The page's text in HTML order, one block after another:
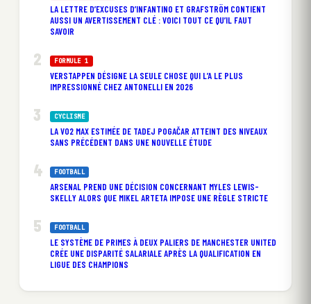
LA LETTRE D’EXCUSES D’INFANTINO ET GRAFSTRÖM CONTIENT
AUSSI UN AVERTISSEMENT CLÉ : VOICI TOUT CE QU’IL FAUT
SAVOIR
FORMULE 1
VERSTAPPEN DÉSIGNE LA SEULE CHOSE QUI L’A LE PLUS
IMPRESSIONNÉ CHEZ ANTONELLI EN 2026
CYCLISME
LA VO2 MAX ESTIMÉE DE TADEJ POGAČAR ATTEINT DES NIVEAUX
SANS PRÉCÉDENT DANS UNE NOUVELLE ÉTUDE
FOOTBALL
ARSENAL PREND UNE DÉCISION CONCERNANT MYLES LEWIS-
SKELLY ALORS QUE MIKEL ARTETA IMPOSE UNE RÈGLE STRICTE
FOOTBALL
LE SYSTÈME DE PRIMES À DEUX PALIERS DE MANCHESTER UNITED
CRÉE UNE DISPARITÉ SALARIALE APRÈS LA QUALIFICATION EN
LIGUE DES CHAMPIONS